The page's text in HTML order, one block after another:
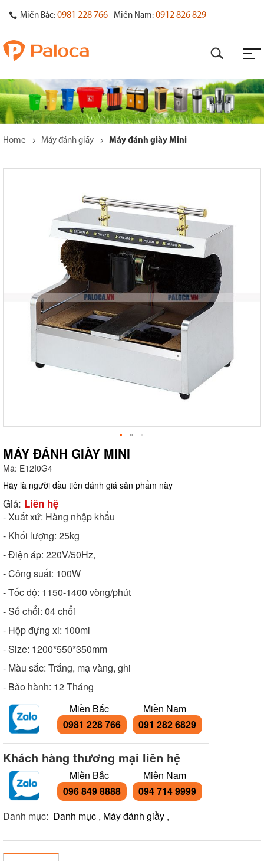
Miền Bắc: 0981 228 766 Miền Nam: 0912 826 829
Home Máy đánh giầy Máy đánh giày Mini
MÁY ĐÁNH GIÀY MINI
Mã: E12I0G4
Hãy là người đầu tiên đánh giá sản phẩm này
Giá: Liên hệ
- Xuất xứ: Hàng nhập khẩu
- Khối lượng: 25kg
- Điện áp: 220V/50Hz,
- Công suất: 100W
- Tốc độ: 1150-1400 vòng/phút
- Số chổi: 04 chổi
- Hộp đựng xi: 100ml
- Size: 1200*550*350mm
- Màu sắc: Trắng, mạ vàng, ghi
- Bảo hành: 12 Tháng
Miền Bắc
0981 228 766
Miền Nam
091 282 6829
Khách hàng thương mại liên hệ
Miền Bắc
096 849 8888
Miền Nam
094 714 9999
Danh mục: Danh mục , Máy đánh giầy ,